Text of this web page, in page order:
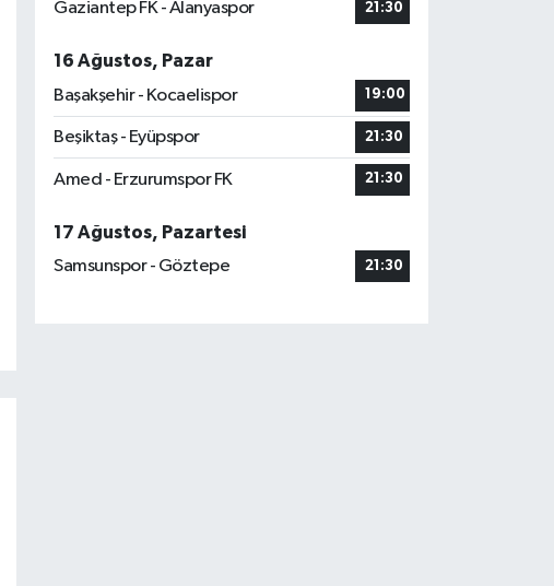
Gaziantep FK - Alanyaspor 21:30
16 Ağustos, Pazar
Başakşehir - Kocaelispor
19:00
Beşiktaş - Eyüpspor 21:30
Amed - Erzurumspor FK 21:30
17 Ağustos, Pazartesi
Samsunspor - Göztepe
21:30